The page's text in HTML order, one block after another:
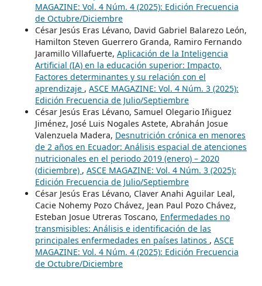
MAGAZINE: Vol. 4 Núm. 4 (2025): Edición Frecuencia
de Octubre/Diciembre
César Jesús Eras Lévano, David Gabriel Balarezo León,
Hamilton Steven Guerrero Granda, Ramiro Fernando
Jaramillo Villafuerte, Aplicación de la Inteligencia
Artificial (IA) en la educación superior: Impacto,
Factores determinantes y su relación con el
aprendizaje , ASCE MAGAZINE: Vol. 4 Núm. 3 (2025):
Edición Frecuencia de Julio/Septiembre
César Jesús Eras Lévano, Samuel Olegario Iñiguez
Jiménez, José Luis Nogales Astete, Abrahán Josue
Valenzuela Madera, Desnutrición crónica en menores
de 2 años en Ecuador: Análisis espacial de atenciones
nutricionales en el periodo 2019 (enero) – 2020
(diciembre) , ASCE MAGAZINE: Vol. 4 Núm. 3 (2025):
Edición Frecuencia de Julio/Septiembre
César Jesús Eras Lévano, Claver Anahi Aguilar Leal,
Cacie Nohemy Pozo Chávez, Jean Paul Pozo Chávez,
Esteban Josue Utreras Toscano, Enfermedades no
transmisibles: Análisis e identificación de las
principales enfermedades en países latinos , ASCE
MAGAZINE: Vol. 4 Núm. 4 (2025): Edición Frecuencia
de Octubre/Diciembre